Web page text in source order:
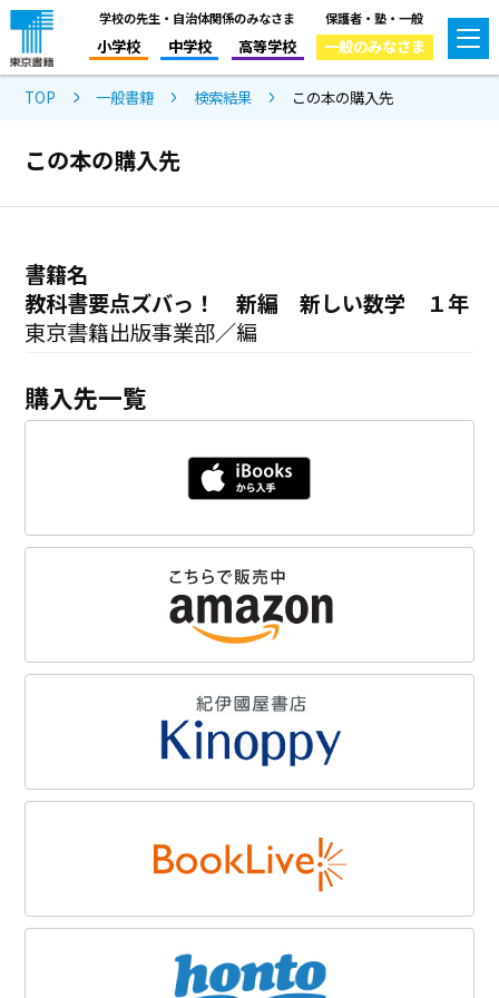
学校の先生・自治体関係のみなさま
小学校 中学校 高等学校
保護者・塾・一般
一般のみなさま
TOP 一般書籍 検索結果 この本の購入先
この本の購入先
書籍名
教科書要点ズバっ！ 新編 新しい数学 １年
東京書籍出版事業部／編
購入先一覧